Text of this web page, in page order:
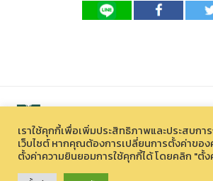
สงวนลิขสิทธิ์ © 2026 องค์การบริหารไนท์ซาฟารี (องค์
33 หมู่ที่ 12 ตำบลหนองควาย อำเภอหางดง จังหวัดเชียงใหม่ 50230
เราใช้คุกกี้เพื่อเพิ่มประสิทธิภาพและประสบกา
เว็บไซต์ หากคุณต้องการเปลี่ยนการตั้งค่าขอ
ตั้งค่าความยินยอมการใช้คุกกี้ได้ โดยคลิก "ตั้ง